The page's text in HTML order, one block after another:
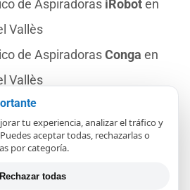
de Aspiradoras iRoboten
Vallès
de AspiradorasConga en
Vallès
de Aspiradoras
Vallès
de Aspiradoras
Vallès
tu experiencia, analizar el tráfico y
aceptar todas, rechazarlas o
por categoría.
Rechazar todas